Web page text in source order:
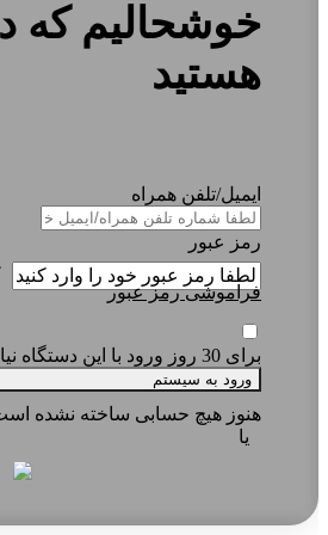
خوشحالیم که
هستید
ایمیل/تلفن همراه
رمز عبور
فراموشی رمز عبور
برای 30 روز ورود با این دستگاه نیاز نیست
ورود به سیستم
هنوز هیچ حسابی ساخته نشده
یا